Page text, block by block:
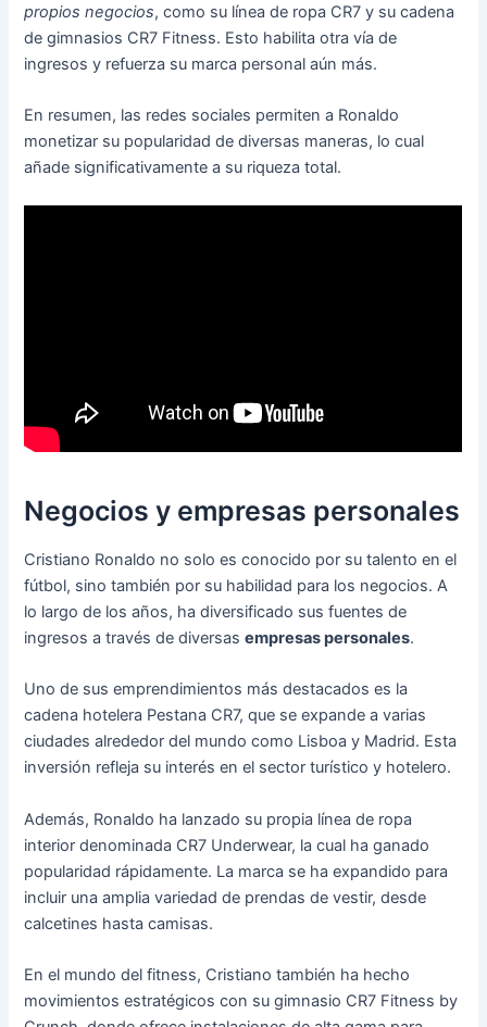
propios negocios, como su línea de ropa CR7 y su cadena
de gimnasios CR7 Fitness. Esto habilita otra vía de
ingresos y refuerza su marca personal aún más.
En resumen, las redes sociales permiten a Ronaldo
monetizar su popularidad de diversas maneras, lo cual
añade significativamente a su riqueza total.
Negocios y empresas personales
Cristiano Ronaldo no solo es conocido por su talento en el
fútbol, sino también por su habilidad para los negocios. A
lo largo de los años, ha diversificado sus fuentes de
ingresos a través de diversasempresas personales.
Uno de sus emprendimientos más destacados es la
cadena hotelera Pestana CR7, que se expande a varias
ciudades alrededor del mundo como Lisboa y Madrid. Esta
inversión refleja su interés en el sector turístico y hotelero.
Además, Ronaldo ha lanzado su propia línea de ropa
interior denominada CR7 Underwear, la cual ha ganado
popularidad rápidamente. La marca se ha expandido para
incluir una amplia variedad de prendas de vestir, desde
calcetines hasta camisas.
En el mundo del fitness, Cristiano también ha hecho
movimientos estratégicos con su gimnasio CR7 Fitness by